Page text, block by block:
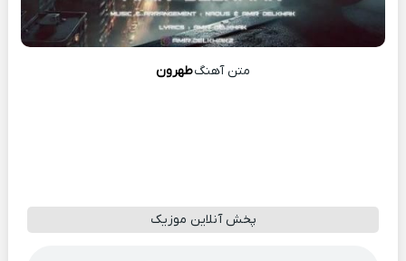
متن آهنگطهرون
پخش آنلاین موزیک